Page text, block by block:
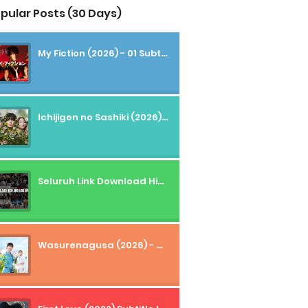
Posts (30 Days)
My Fiction (2026) - 01 Subtitle Indonesia
Ichijigen no Sashiki (2026) - 01 Subtitle Indonesia
Seluruh Link Download High And Low Subtitle Indonesia
Wasurenagusa (2026) - 01+02 Subtitle Indonesia